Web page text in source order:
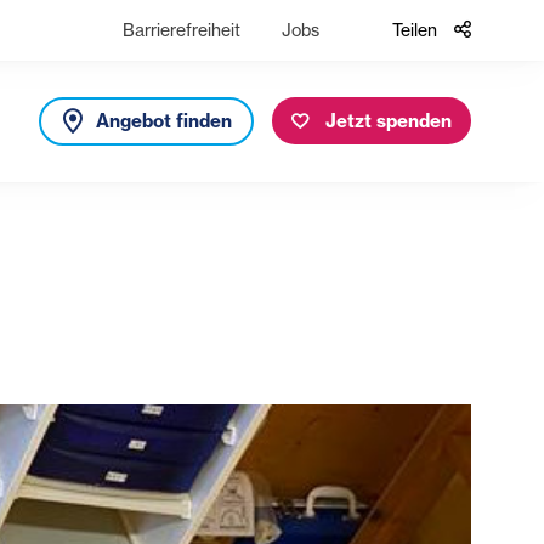
Barrierefreiheit Jobs Teilen
Angebot finden Jetzt spenden